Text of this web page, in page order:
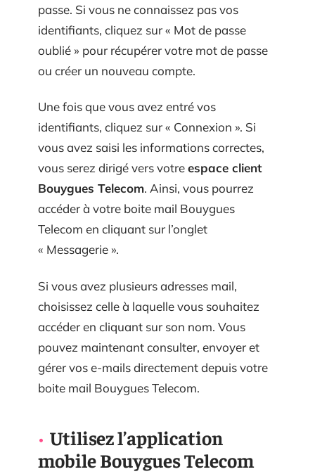
passe. Si vous ne connaissez pas vos
identifiants, cliquez sur « Mot de passe
oublié » pour récupérer votre mot de passe
ou créer un nouveau compte.
Une fois que vous avez entré vos
identifiants, cliquez sur « Connexion ». Si
vous avez saisi les informations correctes,
vous serez dirigé vers votreespace client
Bouygues Telecom. Ainsi, vous pourrez
accéder à votre boite mail Bouygues
Telecom en cliquant sur l’onglet
« Messagerie ».
Si vous avez plusieurs adresses mail,
choisissez celle à laquelle vous souhaitez
accéder en cliquant sur son nom. Vous
pouvez maintenant consulter, envoyer et
gérer vos e-mails directement depuis votre
boite mail Bouygues Telecom.
Utilisez l’application
mobile Bouygues Telecom